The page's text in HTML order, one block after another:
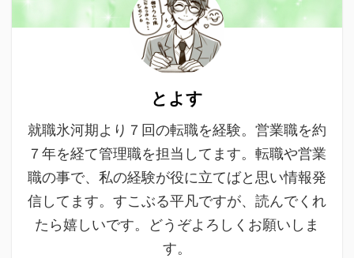
とよす
就職氷河期より７回の転職を経験。営業職を約
７年を経て管理職を担当してます。転職や営業
職の事で、私の経験が役に立てばと思い情報発
信してます。すこぶる平凡ですが、読んでくれ
たら嬉しいです。どうぞよろしくお願いしま
す。